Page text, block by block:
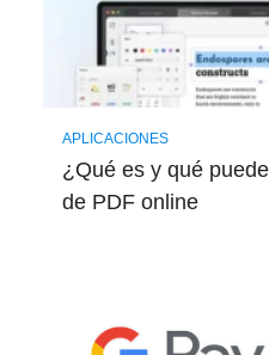
APLICACIONES
¿Qué es y qué
de PDF online